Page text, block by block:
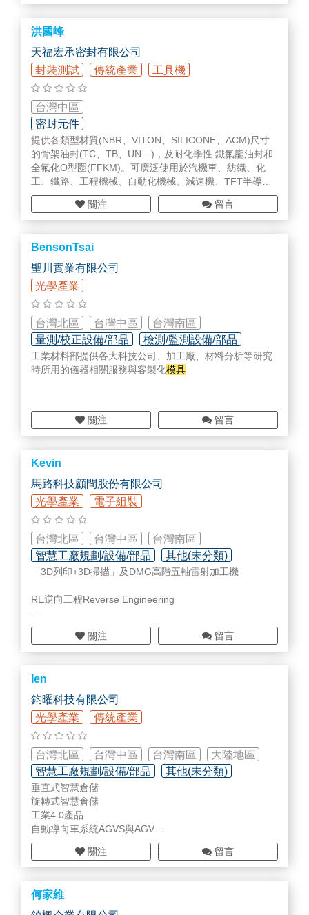
洪國峰
天福宏承密封有限公司
封裝測試
傳統產業 工具機
台灣中區
密封元件
提供各類型材質(NBR、VITON、SILICONE、ACM)尺寸
的骨架油封(TC、TB、UN…)，及耐化學性 鐵氟龍油封和
全氟化O型圈(FFKM)。可廣泛使用於汽機車、紡織、化
工、鐵路、工程機械、自動化機械、減速機、TFT半導體
等
關注
留言
BensonTsai
聖川實業有限公司
光學產業
台灣北區 台灣中區
台灣南區
量測/校正設備/部品
檢測/監測設備/部品
工業材料部提供各大科技公司、加工廠、材料分析等研究
時所用的儀器相關服務與客製化模具
關注 留言
Kevin
馬路科技顧問股份有限公司
光學產業
電子組裝
台灣北區 台灣中區
台灣南區
智慧工廠規劃/設備/部品
其他(未分類)
「3D列印+3D掃描」及DMG高階五軸雷射加工機
RE逆向工程Reverse Engineering
ID工業設計Industrial Design
CAD機構設計CAD Mechanical Design
MOLD
RATC Core Business
CAE模流分析CAE-Mold Flow analysis
CAM編程CAM－Manufacture Programing
LASER數位咬花Laser Texture／Shape
FAI首件尺寸檢測FAI－1st Article Inspection
關注 留言
Ien
鈞曜科技有限公司
光學產業
傳統產業
台灣北區 台灣中區 台灣南區
大陸地區
智慧工廠規劃/設備/部品
其他(未分類)
垂直式智慧倉儲
旋轉式智慧倉儲
工業4.0產品
自動導向車系統AGVS與AGV
整廠物流倉儲規劃
工業4.0導入規劃諮詢
機械設備代工
機械設備配盤、配電
機械架構組立
設備拆機、復機
關注 留言
何家維